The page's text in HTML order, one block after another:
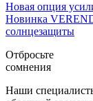
Новая опция
Новинка
солнцезащиты
Отбросьте
сомнения
Наши